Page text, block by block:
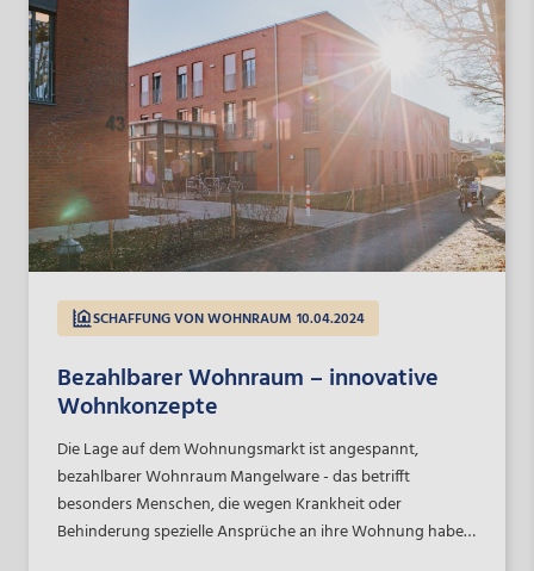
SCHAFFUNG VON WOHNRAUM 10.04.2024
Bezahlbarer Wohnraum – innovative
Wohnkonzepte
Die Lage auf dem Wohnungsmarkt ist angespannt,
bezahlbarer Wohnraum Mangelware - das betrifft
besonders Menschen, die wegen Krankheit oder
Behinderung spezielle Ansprüche an ihre Wohnung haben.